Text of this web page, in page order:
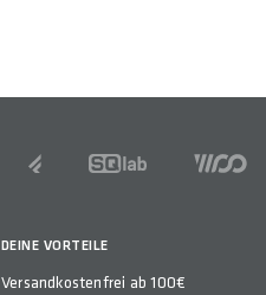
DEINE VORTEILE
Versandkostenfrei ab 100€